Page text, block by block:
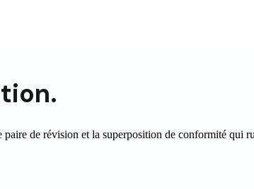
de révision et la superposition de conformité qui